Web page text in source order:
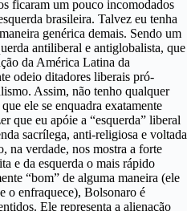
ficaram um pouco incomodados
brasileira. Talvez eu tenha
genérica demais. Sendo um
antiliberal e antiglobalista, que
da América Latina da
odeio ditadores liberais pró-
Assim, não tenho qualquer
ele se enquadra exatamente
que eu apóie a “esquerda” liberal
sacrílega, anti-religiosa e voltada
na verdade, nos mostra a forte
e da esquerda o mais rápido
“bom” de alguma maneira (ele
o enfraquece), Bolsonaro é
Ele representa a alienação